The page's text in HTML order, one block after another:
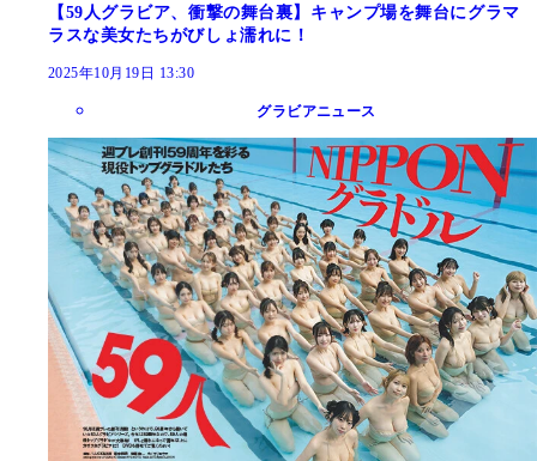
【59人グラビア、衝撃の舞台裏】キャンプ場を舞台にグラマ
ラスな美女たちがびしょ濡れに！
2025年10月19日 13:30
グラビアニュース